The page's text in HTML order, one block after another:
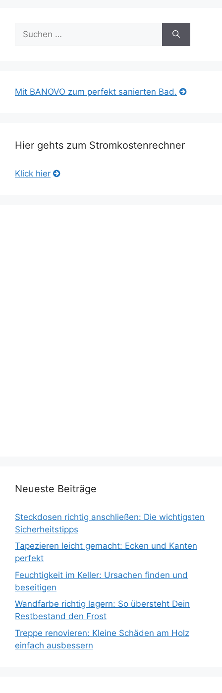
nach:
Mit BANOVO zum perfekt sanierten Bad.
Hier gehts zum Stromkostenrechner
Klick hier
Neueste Beiträge
Steckdosen richtig anschließen: Die wichtigsten
Sicherheitstipps
Tapezieren leicht gemacht: Ecken und Kanten
perfekt
Feuchtigkeit im Keller: Ursachen finden und
beseitigen
Wandfarbe richtig lagern: So übersteht Dein
Restbestand den Frost
Treppe renovieren: Kleine Schäden am Holz
einfach ausbessern